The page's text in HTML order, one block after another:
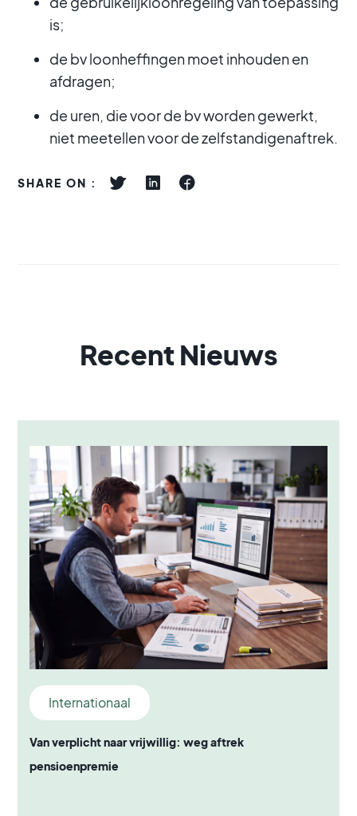
is;
de bv loonheffingen moet inhouden en
afdragen;
de uren, die voor de bv worden gewerkt,
niet meetellen voor de zelfstandigenaftrek.
SHARE ON :
Recent Nieuws
Internationaal
Van verplicht naar vrijwillig: weg aftrek
pensioenpremie